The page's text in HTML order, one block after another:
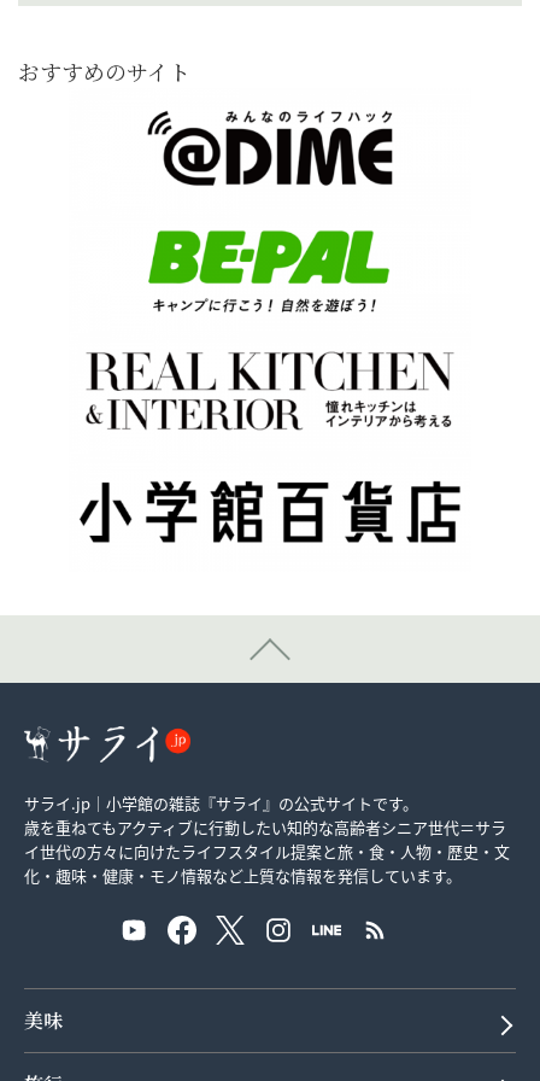
おすすめのサイト
サライ.jp｜小学館の雑誌『サライ』の公式サイトです。
歳を重ねてもアクティブに行動したい知的な高齢者シニア世代＝サラ
イ世代の方々に向けたライフスタイル提案と旅・食・人物・歴史・文
化・趣味・健康・モノ情報など上質な情報を発信しています。
美味